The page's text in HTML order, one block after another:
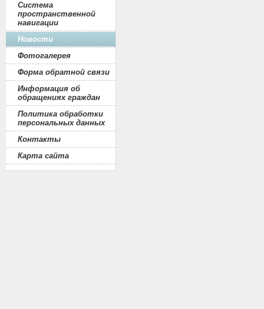
Система
пространственной
навигации
Новости
Фотогалерея
Форма обратной связи
Информация об
обращениях граждан
Политика обработки
персональных данных
Контакты
Карта сайта